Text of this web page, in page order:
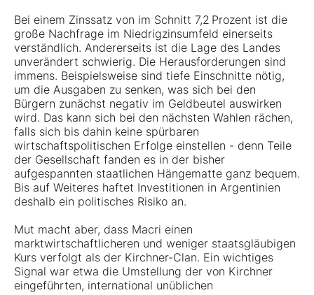
Bei einem Zinssatz von im Schnitt 7,2 Prozent ist die
große Nachfrage im Niedrigzinsumfeld einerseits
verständlich. Andererseits ist die Lage des Landes
unverändert schwierig. Die Herausforderungen sind
immens. Beispielsweise sind tiefe Einschnitte nötig,
um die Ausgaben zu senken, was sich bei den
Bürgern zunächst negativ im Geldbeutel auswirken
wird. Das kann sich bei den nächsten Wahlen rächen,
falls sich bis dahin keine spürbaren
wirtschaftspolitischen Erfolge einstellen - denn Teile
der Gesellschaft fanden es in der bisher
aufgespannten staatlichen Hängematte ganz bequem.
Bis auf Weiteres haftet Investitionen in Argentinien
deshalb ein politisches Risiko an.
Mut macht aber, dass Macri einen
marktwirtschaftlicheren und weniger staatsgläubigen
Kurs verfolgt als der Kirchner-Clan. Ein wichtiges
Signal war etwa die Umstellung der von Kirchner
eingeführten, international unüblichen